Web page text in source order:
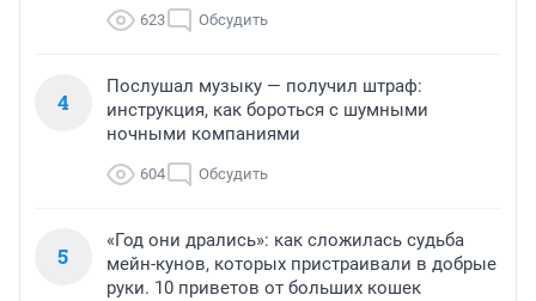
623 Обсудить
4
Послушал музыку — получил штраф:
инструкция, как бороться с шумными
ночными компаниями
604 Обсудить
5
«Год они дрались»: как сложилась судьба
мейн-кунов, которых пристраивали в добрые
руки. 10 приветов от больших кошек